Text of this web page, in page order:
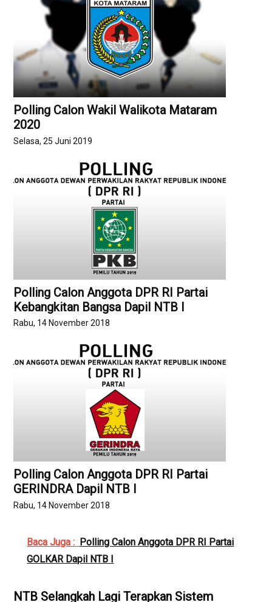
Polling Calon Wakil Walikota Mataram
2020
Selasa, 25 Juni 2019
Polling Calon Anggota DPR RI Partai
Kebangkitan Bangsa Dapil NTB I
Rabu, 14 November 2018
Polling Calon Anggota DPR RI Partai
GERINDRA Dapil NTB I
Rabu, 14 November 2018
Baca Juga : Polling Calon Anggota DPR RI Partai
GOLKAR Dapil NTB I
NTB Selangkah Lagi Terapkan Sistem